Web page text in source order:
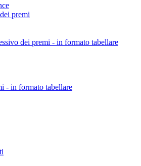
premi
dei premi - in formato tabellare
- in formato tabellare